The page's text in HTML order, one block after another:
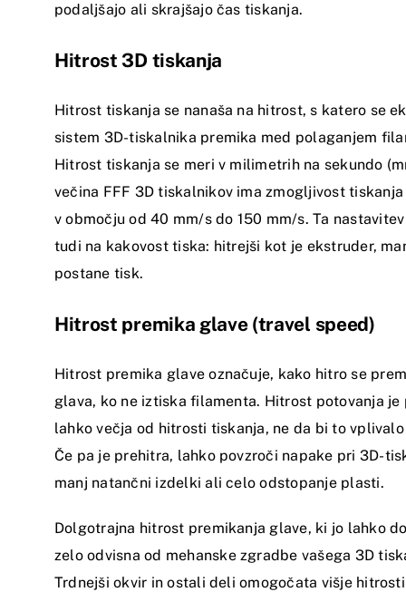
podaljšajo ali skrajšajo čas tiskanja.
Hitrost 3D tiskanja
Hitrost tiskanja se nanaša na hitrost, s katero se
sistem 3D-tiskalnika premika med polaganjem
Hitrost tiskanja se meri v milimetrih na sekundo
večina FFF 3D tiskalnikov ima zmogljivost
v območju od 40 mm/s do 150 mm/s. Ta
tudi na kakovost tiska: hitrejši kot je ekstruder,
postane tisk.
Hitrost premika glave (travel speed)
Hitrost premika glave označuje, kako hitro se
glava, ko ne iztiska filamenta. Hitrost potovanja je
lahko večja od hitrosti tiskanja, ne da bi to
Če pa je prehitra, lahko povzroči napake pri 3D-
manj natančni izdelki ali celo odstopanje plasti.
Dolgotrajna hitrost premikanja glave, ki jo lahko
zelo odvisna od mehanske zgradbe vašega 3D
Trdnejši okvir in ostali deli omogočata višje